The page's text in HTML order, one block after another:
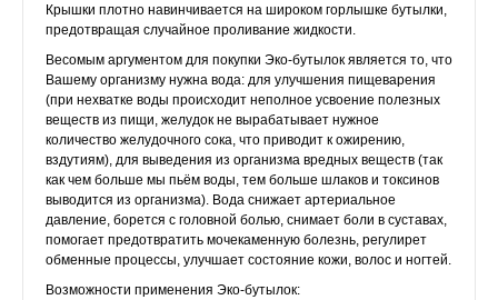
Крышки плотно навинчивается на широком горлышке бутылки,
предотвращая случайное проливание жидкости.
Весомым аргументом для покупки Эко-бутылок является то, что
Вашему организму нужна вода: для улучшения пищеварения
(при нехватке воды происходит неполное усвоение полезных
веществ из пищи, желудок не вырабатывает нужное
количество желудочного сока, что приводит к ожирению,
вздутиям), для выведения из организма вредных веществ (так
как чем больше мы пьём воды, тем больше шлаков и токсинов
выводится из организма). Вода снижает артериальное
давление, борется с головной болью, снимает боли в суставах,
помогает предотвратить мочекаменную болезнь, регулирет
обменные процессы, улучшает состояние кожи, волос и ногтей.
Возможности применения Эко-бутылок: